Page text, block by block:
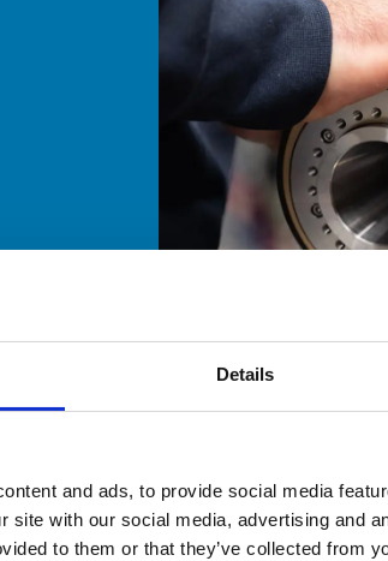
Details
and ads, to provide social media
site with our social media, advertising and
to them or that they’ve collected from